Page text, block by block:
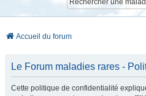
Accueil du forum
Le Forum maladies rares -
Cette politique de confidentialité